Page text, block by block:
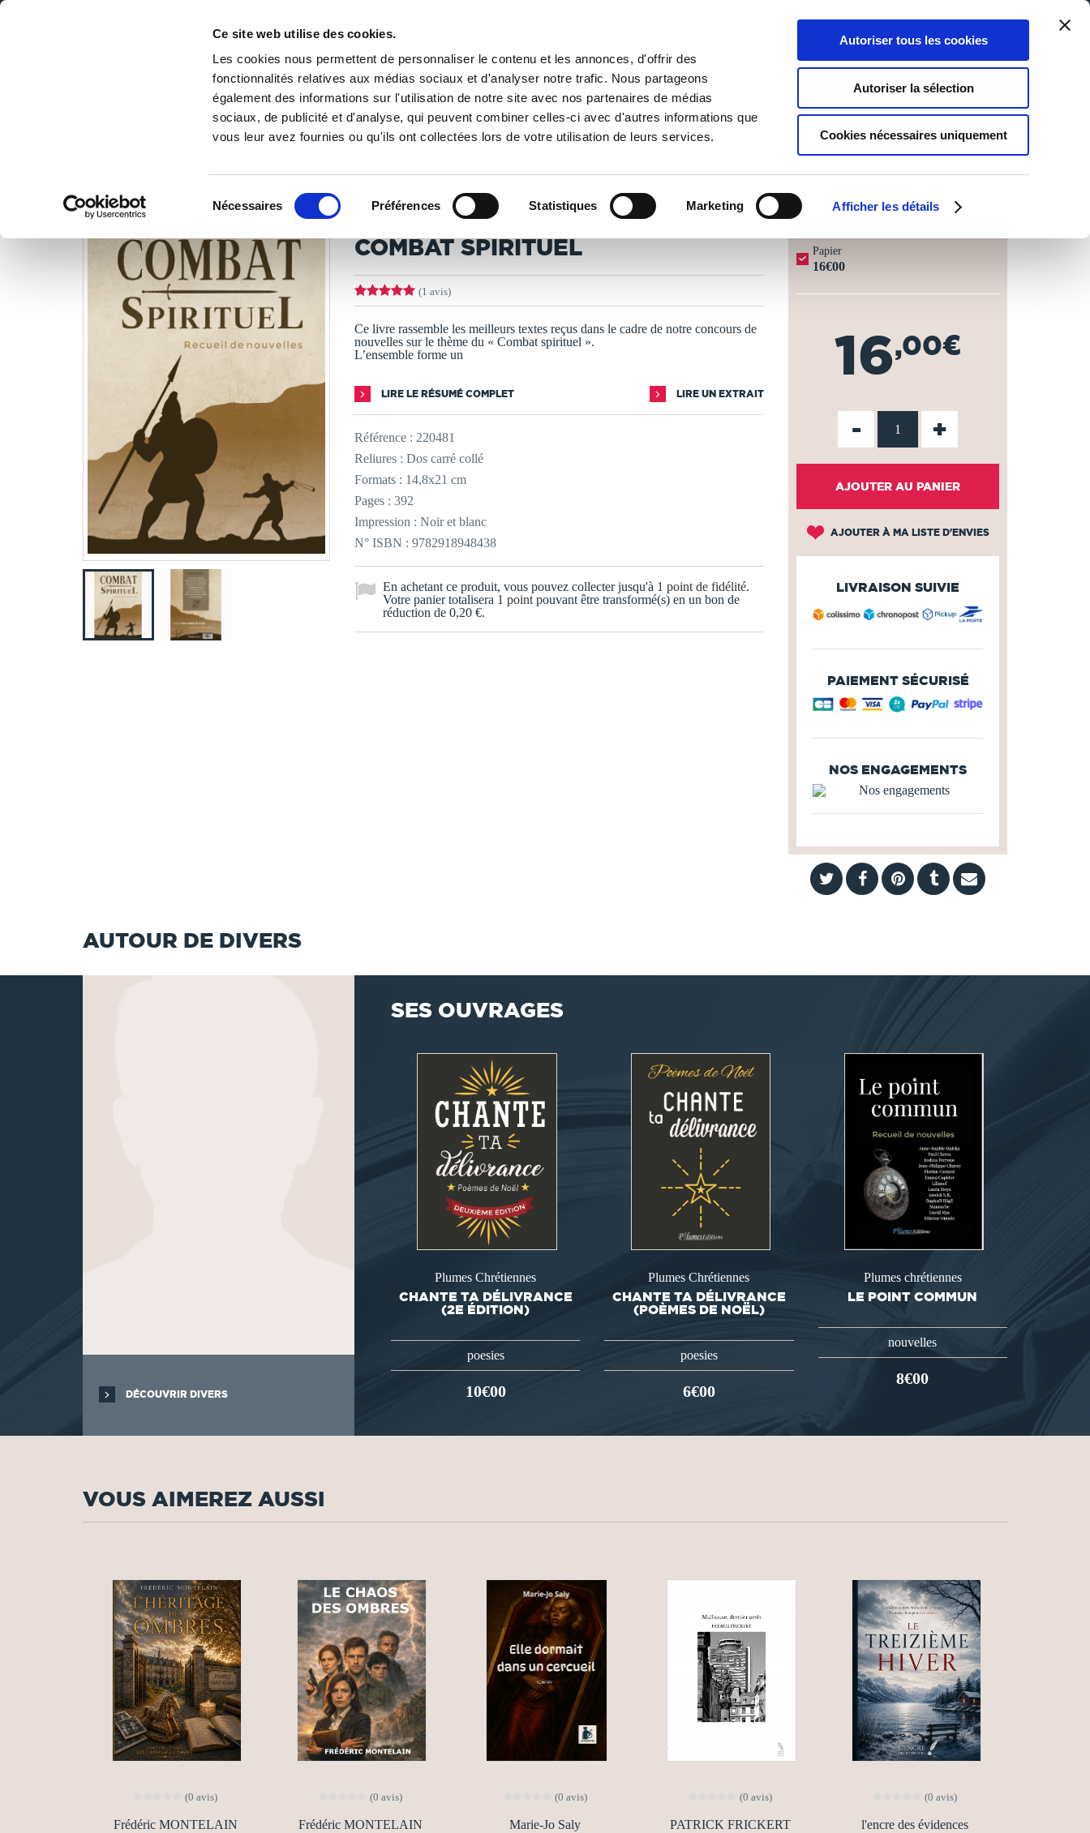
Ce site web utilise des cookies.
Les cookies nous permettent de personnaliser le contenu et les annonces, d'offrir des
fonctionnalités relatives aux médias sociaux et d'analyser notre trafic. Nous partageons
également des informations sur l'utilisation de notre site avec nos partenaires de médias
sociaux, de publicité et d'analyse, qui peuvent combiner celles-ci avec d'autres informations que
vous leur avez fournies ou qu'ils ont collectées lors de votre utilisation de leurs services.
Nécessaires Préférences Statistiques Marketing Afficher les détails
Autoriser tous les cookies
Autoriser la sélection
Cookies nécessaires uniquement
DE LA PAGE BLANCHE... AU BEST SELLER
0
Panier
0
Ma liste
Connexion
PUBLIER UN LIVRE LIBRAIRIE
/ Nouvelles / Nouvelles de guerre / Combat spirituel
LES LIVRES SONT IMPRIMÉS À LA DEMANDE - DÉLAI ACTUEL : 3 À 5 JOURS OUVRÉS ⏱️
COMBAT SPIRITUEL
(1 avis)
Ce livre rassemble les meilleurs textes reçus dans le cadre de notre concours de
nouvelles sur le thème du « Combat spirituel ».
L’ensemble forme un
LIRE LE RÉSUMÉ COMPLET LIRE UN EXTRAIT
Référence : 220481
Reliures : Dos carré collé
Formats : 14,8x21 cm
Pages : 392
Impression : Noir et blanc
N° ISBN : 9782918948438
En achetant ce produit, vous pouvez collecter jusqu'à 1 point de fidélité.
Votre panier totalisera 1 point pouvant être transformé(s) en un bon de
réduction de 0,20 €.
Papier
16€00
16,00€
- +
AJOUTER AU PANIER
AJOUTER À MA LISTE D'ENVIES
LIVRAISON SUIVIE
PAIEMENT SÉCURISÉ
NOS ENGAGEMENTS
AUTOUR DE DIVERS
DÉCOUVRIR DIVERS
SES OUVRAGES
Plumes Chrétiennes
CHANTE TA DÉLIVRANCE
(2E ÉDITION)
poesies
10€00
Plumes Chrétiennes
CHANTE TA DÉLIVRANCE
(POÈMES DE NOËL)
poesies
6€00
Plumes chrétiennes
LE POINT COMMUN
nouvelles
8€00
VOUS AIMEREZ AUSSI
(0 avis)
Frédéric MONTELAIN
(0 avis)
Frédéric MONTELAIN
(0 avis)
Marie-Jo Saly
(0 avis)
PATRICK FRICKERT
(0 avis)
l'encre des évidences